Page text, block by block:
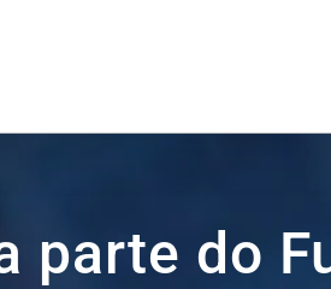
parte do